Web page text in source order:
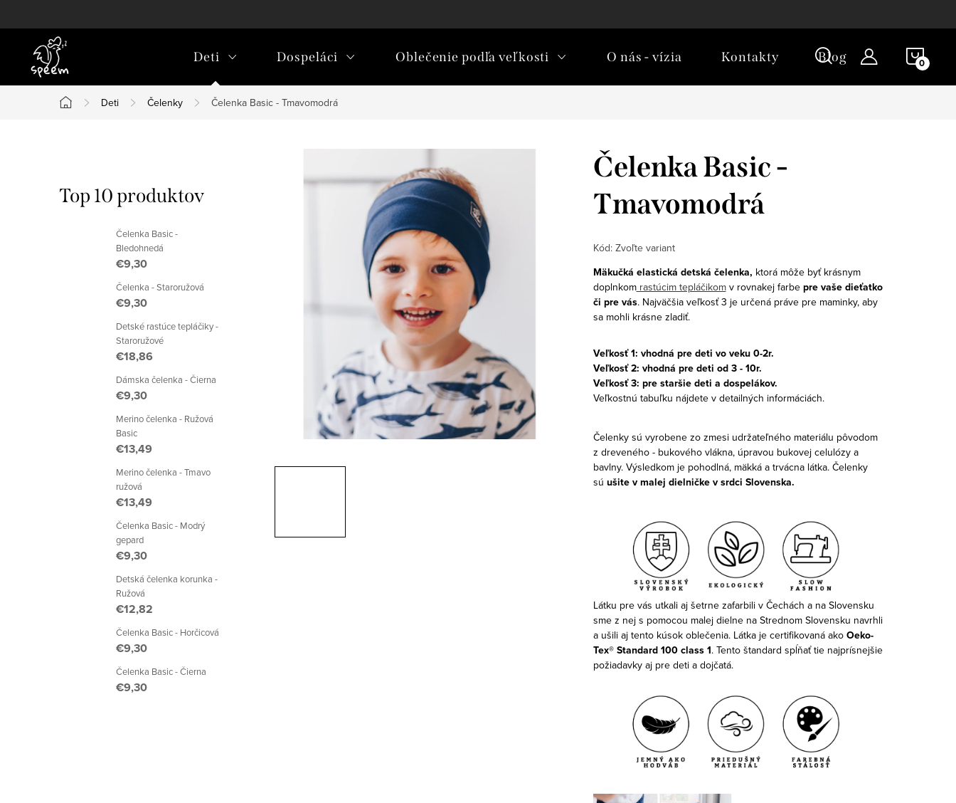
na
Deti Dospeláci Oblečenie podľa veľkosti O nás - vízia Kontakty Blog
Domov
Deti Čelenky Čelenka Basic - Tmavomodrá
o
Top 10 produktov
Čelenka Basic -
Bledohnedá
€9,30
Čelenka - Staroružová
€9,30
Detské rastúce tepláčiky -
Staroružové
€18,86
Dámska čelenka - Čierna
€9,30
Merino čelenka - Ružová
Basic
€13,49
Merino čelenka - Tmavo
ružová
€13,49
Čelenka Basic - Modrý
gepard
€9,30
Detská čelenka korunka -
Ružová
€12,82
Čelenka Basic - Horčicová
€9,30
Čelenka Basic - Čierna
€9,30
Čelenka Basic -
Tmavomodrá
Kód: Zvoľte variant
Mäkučká elastická detská čelenka, ktorá môže byť krásnym
doplnkomrastúcim tepláčikomv rovnakej farbe pre vaše dieťatko
či pre vás. Najväčšia veľkosť 3 je určená práve pre maminky, aby
sa mohli krásne zladiť.
Veľkosť 1: vhodná pre deti vo veku 0-2r.
Veľkosť 2: vhodná pre deti od 3 - 10r.
Veľkosť 3: pre staršie deti a dospelákov.
Veľkostnú tabuľku nájdete v detailných informáciách.
Čelenky sú vyrobene zo zmesi udržateľného materiálu pôvodom
z dreveného - bukového vlákna, úpravou bukovej celulózy a
bavlny. Výsledkom je pohodlná, mäkká a trvácna látka. Čelenky
sú ušite v malej dielničke v srdci Slovenska.
Látku pre vás utkali aj šetrne zafarbili v Čechách a na Slovensku
sme z nej s pomocou malej dielne na Strednom Slovensku navrhli
a ušili aj tento kúsok oblečenia. Látka je certifikovaná ako Oeko-
Tex® Standard 100 class 1. Tento štandard spĺňať tie najprísnejšie
požiadavky aj pre deti a dojčatá.